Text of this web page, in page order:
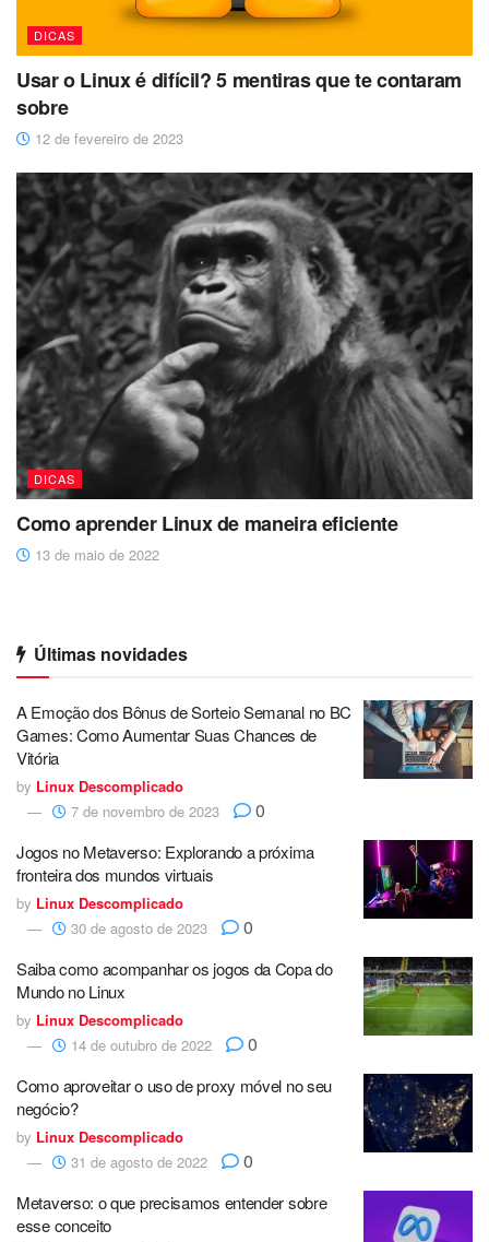
DICAS
Usar o Linux é difícil? 5 mentiras que te contaram
sobre
12 de fevereiro de 2023
DICAS
Como aprender Linux de maneira eficiente
13 de maio de 2022
Últimas novidades
A Emoção dos Bônus de Sorteio Semanal no BC
Games: Como Aumentar Suas Chances de
Vitória
by Linux Descomplicado
7 de novembro de 2023
0
Jogos no Metaverso: Explorando a próxima
fronteira dos mundos virtuais
by Linux Descomplicado
30 de agosto de 2023
0
Saiba como acompanhar os jogos da Copa do
Mundo no Linux
by Linux Descomplicado
14 de outubro de 2022
0
Como aproveitar o uso de proxy móvel no seu
negócio?
by Linux Descomplicado
31 de agosto de 2022
0
Metaverso: o que precisamos entender sobre
esse conceito